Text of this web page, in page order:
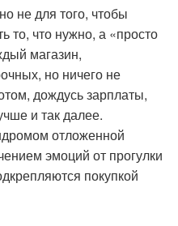
не для того, чтобы
то, что нужно, а «просто
магазин,
но ничего не
дождусь зарплаты,
и так далее.
отложенной
эмоций от прогулки
покупкой